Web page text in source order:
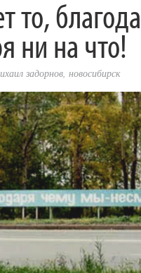
то,
ни на что!
задорнов, новосибирск